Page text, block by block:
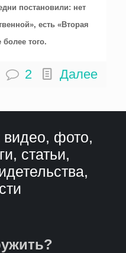
постановили: нет
есть «Вторая
того.
2 Далее
фото,
статьи,